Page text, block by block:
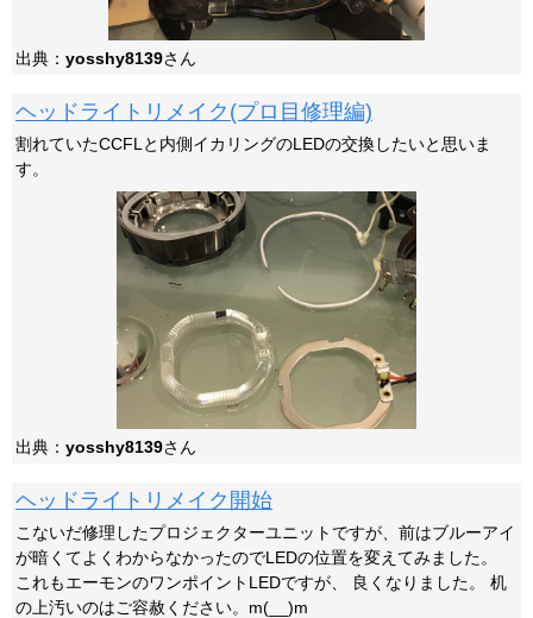
出典： yosshy8139さん
ヘッドライトリメイク(プロ目修理編)
割れていたCCFLと内側イカリングのLEDの交換したいと思いま
す。
出典： yosshy8139さん
ヘッドライトリメイク開始
こないだ修理したプロジェクターユニットですが、前はブルーアイ
が暗くてよくわからなかったのでLEDの位置を変えてみました。
これもエーモンのワンポイントLEDですが、 良くなりました。 机
の上汚いのはご容赦ください。m(__)m